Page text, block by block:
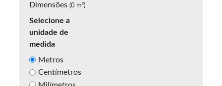
Dimensões(0 m²)
Selecione a
unidade de
medida
Metros
Centímetros